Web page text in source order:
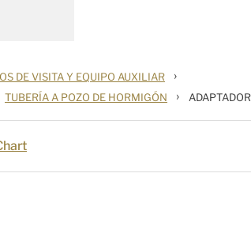
DE VISITA Y EQUIPO AUXILIAR ›
TUBERÍA A POZO DE HORMIGÓN ›